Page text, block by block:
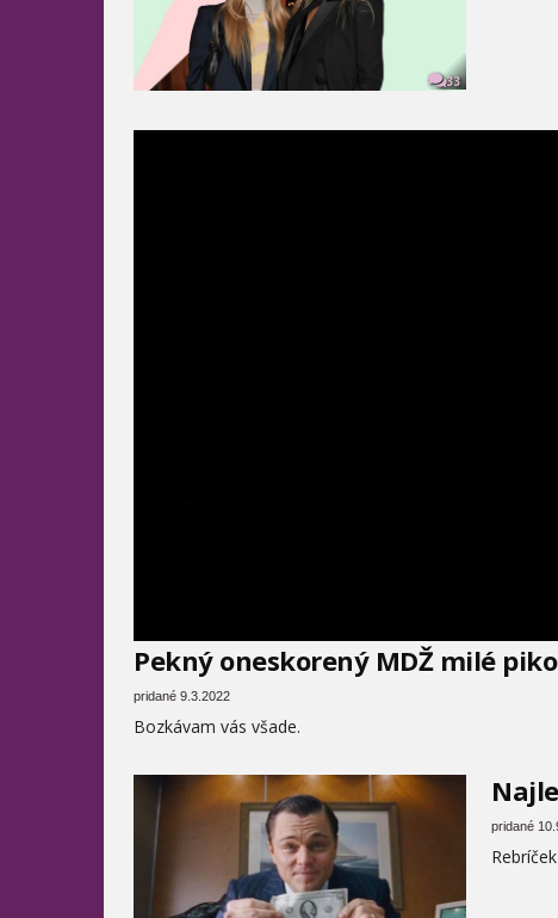
33
Pekný oneskorený MDŽ milé
pridané 9.3.2022
Bozkávam vás všade.
pridané